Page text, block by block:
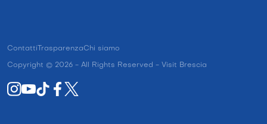
Contatti TrasparenzaChi siamo
Copyright © 2026 - All Rights Reserved - Visit Brescia